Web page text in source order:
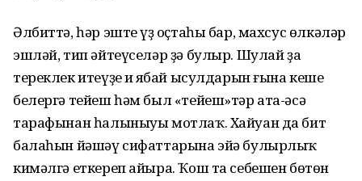
Әлбиттә, һәр эштең үҙ оҫтаһы бар, махсус өлкәләр
эшләй, тип әйтеүселәр ҙә булыр. Шулай ҙа
тереклек итеүҙең иң ябай ысулдарын ғына кеше
белергә тейеш һәм был «тейеш»тәр ата-әсә
тарафынан һалыныуы мотлаҡ. Хайуан да бит
балаһын йәшәү сифаттарына эйә булырлыҡ
кимәлгә еткереп айыра. Ҡош та себешен бөтөн